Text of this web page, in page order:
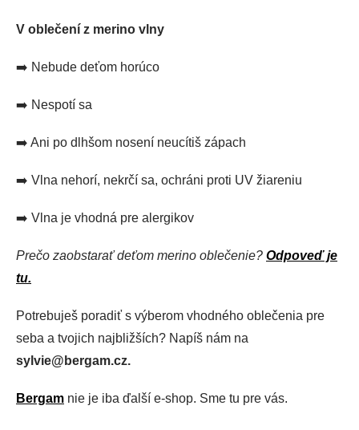
V oblečení z merino vlny
➡️ Nebude deťom horúco
➡️ Nespotí sa
➡️ Ani po dlhšom nosení neucítiš zápach
➡️ Vlna nehorí, nekrčí sa, ochráni proti UV žiareniu
➡️ Vlna je vhodná pre alergikov
Prečo zaobstarať deťom merino oblečenie? Odpoveď je
tu.
Potrebuješ poradiť s výberom vhodného oblečenia pre
seba a tvojich najbližších? Napíš nám na
sylvie@bergam.cz.
Bergam nie je iba ďalší e-shop. Sme tu pre vás.